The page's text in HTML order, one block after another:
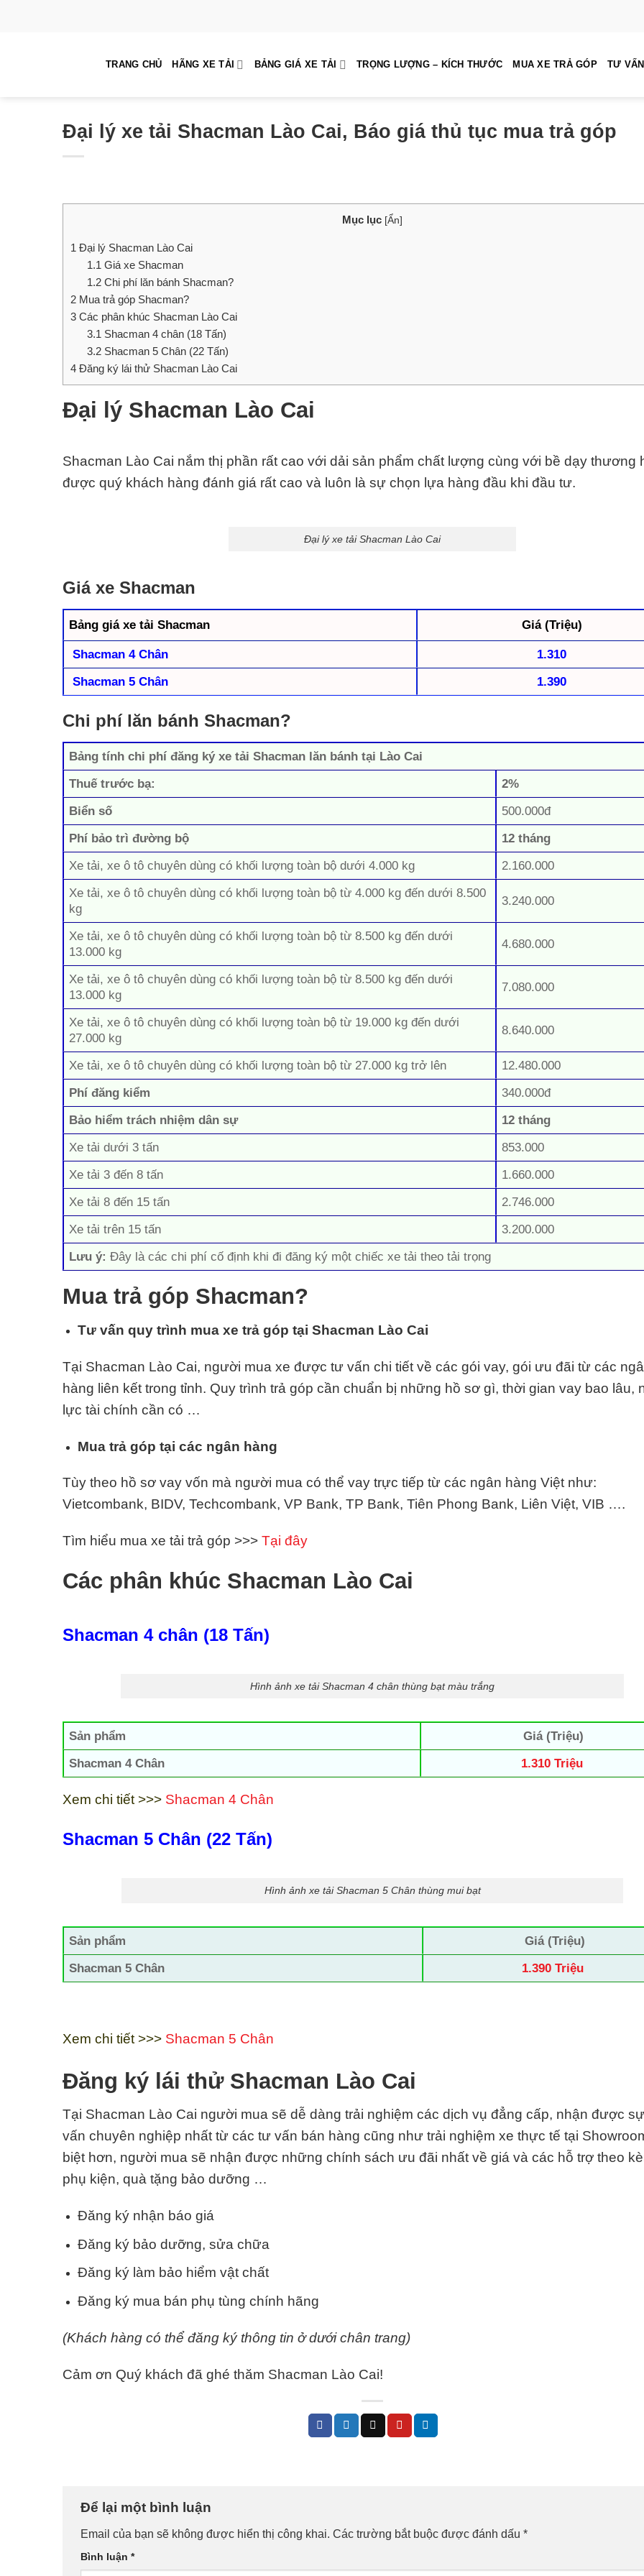
TRANG CHỦ HÃNG XE TẢI BẢNG GIÁ XE TẢI TRỌNG LƯỢNG – KÍCH THƯỚC MUA XE TRẢ GÓP TƯ
Đại lý xe tải Shacman Lào Cai, Báo giá thủ tục mua trả góp
Mục lục [Ẩn]
1 Đại lý Shacman Lào Cai
1.1 Giá xe Shacman
1.2Chi phí lăn bánh Shacman?
2 Mua trả góp Shacman?
3 Các phân khúc Shacman Lào Cai
3.1 Shacman 4 chân (18 Tấn)
3.2Shacman 5 Chân (22 Tấn)
4 Đăng ký lái thử Shacman Lào Cai
Đại lý Shacman Lào Cai
Shacman Lào Cai nắm thị phần rất cao với dải sản phẩm chất lượng cùng với bề dạy thương
được quý khách hàng đánh giá rất cao và luôn là sự chọn lựa hàng đầu khi đầu tư.
Đại lý xe tải Shacman Lào Cai
Giá xe Shacman
Bảng giá xe tải Shacman Giá (Triệu)
Shacman 4 Chân
1.310
Shacman 5 Chân
1.390
Chi phí lăn bánh Shacman?
Bảng tính chi phí đăng ký xe tải Shacman lăn bánh tại Lào Cai
Thuế trước bạ:
2%
Biển số
500.000đ
Phí bảo trì đường bộ
12 tháng
Xe tải, xe ô tô chuyên dùng có khối lượng toàn bộ dưới 4.000 kg
2.160.000
Xe tải, xe ô tô chuyên dùng có khối lượng toàn bộ từ 4.000 kg đến dưới 8.500
kg
3.240.000
Xe tải, xe ô tô chuyên dùng có khối lượng toàn bộ từ 8.500 kg đến dưới
13.000 kg
4.680.000
Xe tải, xe ô tô chuyên dùng có khối lượng toàn bộ từ 8.500 kg đến dưới
13.000 kg
7.080.000
Xe tải, xe ô tô chuyên dùng có khối lượng toàn bộ từ 19.000 kg đến dưới
27.000 kg
8.640.000
Xe tải, xe ô tô chuyên dùng có khối lượng toàn bộ từ 27.000 kg trở lên
12.480.000
Phí đăng kiểm
340.000đ
Bảo hiểm trách nhiệm dân sự
12 tháng
Xe tải dưới 3 tấn
853.000
Xe tải 3 đến 8 tấn
1.660.000
Xe tải 8 đến 15 tấn
2.746.000
Xe tải trên 15 tấn
3.200.000
Lưu ý:Đây là các chi phí cố định khi đi đăng ký một chiếc xe tải theo tải trọng
Mua trả góp Shacman?
Tư vấn quy trình mua xe trả góp tại Shacman Lào Cai
Tại Shacman Lào Cai, người mua xe được tư vấn chi tiết về các gói vay, gói ưu đãi từ các
hàng liên kết trong tỉnh. Quy trình trả góp cần chuẩn bị những hồ sơ gì, thời gian vay bao lâu,
lực tài chính cần có …
Mua trả góp tại các ngân hàng
Tùy theo hồ sơ vay vốn mà người mua có thể vay trực tiếp từ các ngân hàng Việt như:
Vietcombank, BIDV, Techcombank, VP Bank, TP Bank, Tiên Phong Bank, Liên Việt, VIB ….
Tìm hiểu mua xe tải trả góp >>> Tại đây
Các phân khúc Shacman Lào Cai
Shacman 4 chân (18 Tấn)
Hình ảnh xe tải Shacman 4 chân thùng bạt màu trắng
Sản phẩm
Giá (Triệu)
Shacman 4 Chân
1.310 Triệu
Xem chi tiết >>> Shacman 4 Chân
Shacman 5 Chân (22 Tấn)
Hình ảnh xe tải Shacman 5 Chân thùng mui bạt
Sản phẩm
Giá (Triệu)
Shacman 5 Chân
1.390 Triệu
Xem chi tiết >>> Shacman 5 Chân
Đăng ký lái thử Shacman Lào Cai
Tại Shacman Lào Cai người mua sẽ dễ dàng trải nghiệm các dịch vụ đẳng cấp, nhận được
vấn chuyên nghiệp nhất từ các tư vấn bán hàng cũng như trải nghiệm xe thực tế tại
biệt hơn, người mua sẽ nhận được những chính sách ưu đãi nhất về giá và các hỗ trợ theo
phụ kiện, quà tặng bảo dưỡng …
Đăng ký nhận báo giá
Đăng ký bảo dưỡng, sửa chữa
Đăng ký làm bảo hiểm vật chất
Đăng ký mua bán phụ tùng chính hãng
(Khách hàng có thể đăng ký thông tin ở dưới chân trang)
Cảm ơn Quý khách đã ghé thăm Shacman Lào Cai!
Để lại một bình luận
Email của bạn sẽ không được hiển thị công khai. Các trường bắt buộc được đánh dấu *
Bình luận *